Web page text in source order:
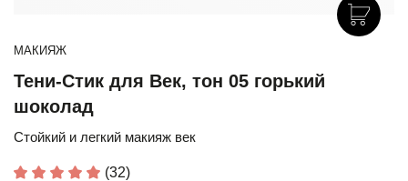
МАКИЯЖ
Тени-Стик для Век, тон 05 горький
шоколад
Стойкий и легкий макияж век
(32)